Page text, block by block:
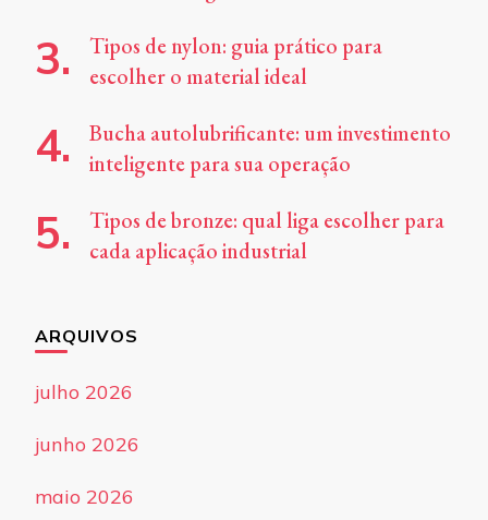
Tipos de nylon: guia prático para
escolher o material ideal
Bucha autolubrificante: um investimento
inteligente para sua operação
Tipos de bronze: qual liga escolher para
cada aplicação industrial
ARQUIVOS
julho 2026
junho 2026
maio 2026